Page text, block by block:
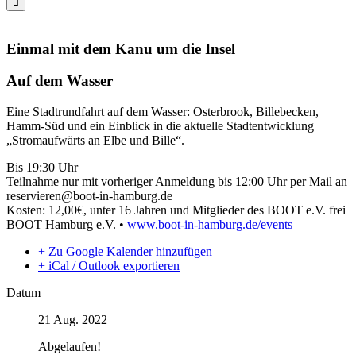
Einmal mit dem Kanu um die Insel
Auf dem Wasser
Eine Stadtrundfahrt auf dem Wasser: Osterbrook, Billebecken,
Hamm-Süd und ein Einblick in die aktuelle Stadtentwicklung
„Stromaufwärts an Elbe und Bille“.
Bis 19:30 Uhr
Teilnahme nur mit vorheriger Anmeldung bis 12:00 Uhr per Mail an
reservieren@boot-in-hamburg.de
Kosten: 12,00€, unter 16 Jahren und Mitglieder des BOOT e.V. frei
BOOT Hamburg e.V. • www.boot-in-hamburg.de/events
+ Zu Google Kalender hinzufügen
+ iCal / Outlook exportieren
Datum
21 Aug. 2022
Abgelaufen!